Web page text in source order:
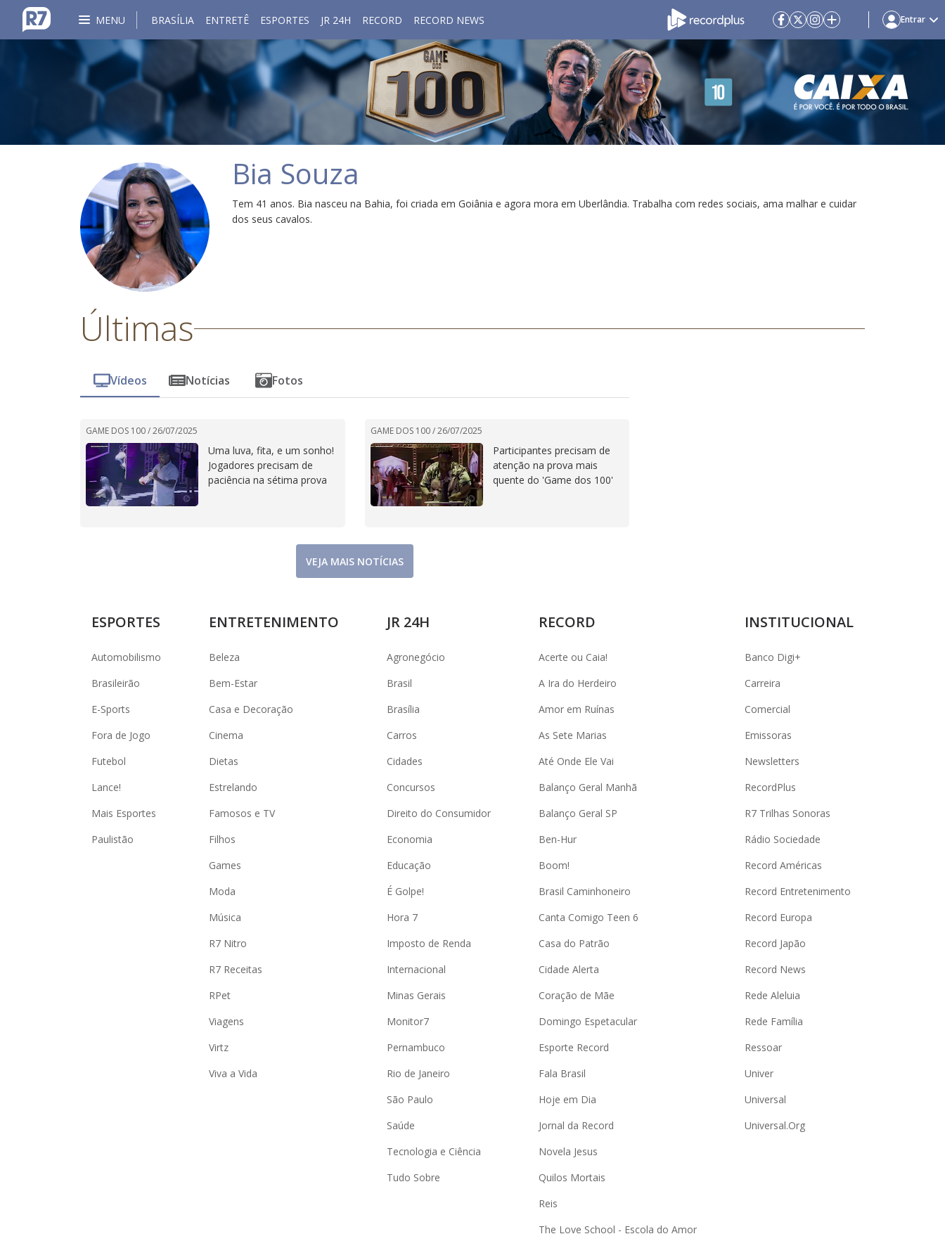
MENU BRASÍLIA ENTRETÊ ESPORTES JR 24H RECORD RECORD NEWS Entrar
Bia Souza
Tem 41 anos. Bia nasceu na Bahia, foi criada em Goiânia e agora mora em Uberlândia. Trabalha com redes sociais, ama malhar e cuidar
dos seus cavalos.
Últimas
Vídeos Notícias Fotos
GAME DOS 100 /26/07/2025
Uma luva, fita, e um sonho!
Jogadores precisam de
paciência na sétima prova
GAME DOS 100 /26/07/2025
Participantes precisam de
atenção na prova mais
quente do 'Game dos 100'
VEJA MAIS NOTÍCIAS
ESPORTES
Automobilismo
Brasileirão
E-Sports
Fora de Jogo
Futebol
Lance!
Mais Esportes
Paulistão
ENTRETENIMENTO
Beleza
Bem-Estar
Casa e Decoração
Cinema
Dietas
Estrelando
Famosos e TV
Filhos
Games
Moda
Música
R7 Nitro
R7 Receitas
RPet
Viagens
Virtz
Viva a Vida
JR 24H
Agronegócio
Brasil
Brasília
Carros
Cidades
Concursos
Direito do Consumidor
Economia
Educação
É Golpe!
Hora 7
Imposto de Renda
Internacional
Minas Gerais
Monitor7
Pernambuco
Rio de Janeiro
São Paulo
Saúde
Tecnologia e Ciência
Tudo Sobre
RECORD
Acerte ou Caia!
A Ira do Herdeiro
Amor em Ruínas
As Sete Marias
Até Onde Ele Vai
Balanço Geral Manhã
Balanço Geral SP
Ben-Hur
Boom!
Brasil Caminhoneiro
Canta Comigo Teen 6
Casa do Patrão
Cidade Alerta
Coração de Mãe
Domingo Espetacular
Esporte Record
Fala Brasil
Hoje em Dia
Jornal da Record
Novela Jesus
Quilos Mortais
Reis
The Love School - Escola do Amor
INSTITUCIONAL
Banco Digi+
Carreira
Comercial
Emissoras
Newsletters
RecordPlus
R7 Trilhas Sonoras
Rádio Sociedade
Record Américas
Record Entretenimento
Record Europa
Record Japão
Record News
Rede Aleluia
Rede Família
Ressoar
Univer
Universal
Universal.Org